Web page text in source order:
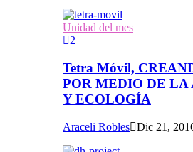
Unidad del mes
2
Tetra Móvil,
POR MEDIO DE
Y ECOLOGÍA
Araceli Robles Dic 21,